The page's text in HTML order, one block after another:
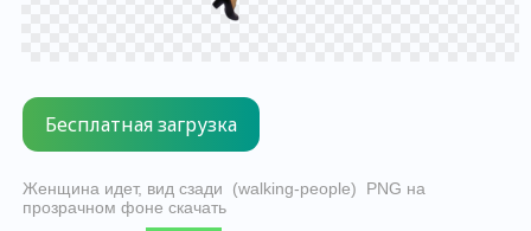
Женщина идет, вид сзади (walking-people) PNG на
прозрачном фоне скачать